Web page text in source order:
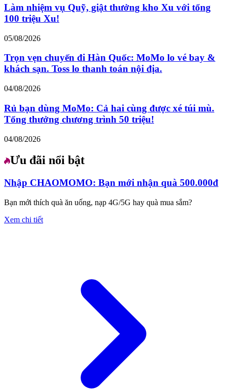
Làm nhiệm vụ Quỹ, giật thưởng kho Xu với tổng
100 triệu Xu!
05/08/2026
Trọn vẹn chuyến đi Hàn Quốc: MoMo lo vé bay &
khách sạn. Toss lo thanh toán nội địa.
04/08/2026
Rủ bạn dùng MoMo: Cả hai cùng được xé túi mù.
Tổng thưởng chương trình 50 triệu!
04/08/2026
Ưu đãi nổi bật
Nhập CHAOMOMO: Bạn mới nhận quà 500.000đ
Bạn mới thích quà ăn uống, nạp 4G/5G hay quà mua sắm?
Xem chi tiết